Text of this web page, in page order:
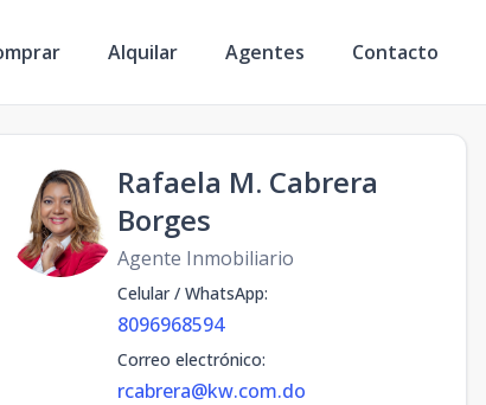
Alquilar Agentes Contacto
Rafaela M. Cabrera
Borges
Agente Inmobiliario
Celular / WhatsApp:
8096968594
Correo electrónico:
rcabrera@kw.com.do